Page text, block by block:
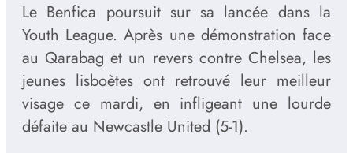
Le Benfica poursuit sur sa lancée dans la
Youth League. Après une démonstration face
au Qarabag et un revers contre Chelsea, les
jeunes lisboètes ont retrouvé leur meilleur
visage ce mardi, en infligeant une lourde
défaite au Newcastle United (5-1).